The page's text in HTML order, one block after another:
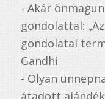
- Akár
gondolattal:
gondolatai
Gandhi
- Olyan